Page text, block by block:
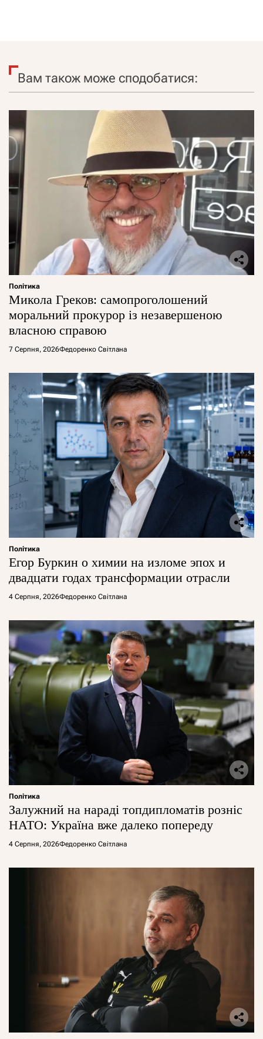
Вам також може сподобатися:
Політика
Микола Греков: самопроголошений
моральний прокурор із незавершеною
власною справою
7 Серпня, 2026Федоренко Світлана
Політика
Егор Буркин о химии на изломе эпох и
двадцати годах трансформации отрасли
4 Серпня, 2026Федоренко Світлана
Політика
Залужний на нараді топдипломатів розніс
НАТО: Україна вже далеко попереду
4 Серпня, 2026Федоренко Світлана